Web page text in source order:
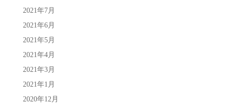
2021年7月
2021年6月
2021年5月
2021年4月
2021年3月
2021年1月
2020年12月